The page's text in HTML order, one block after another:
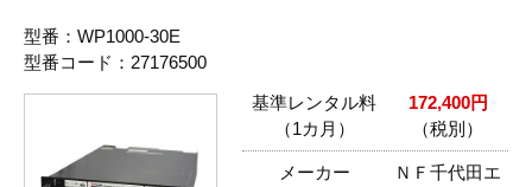
型番：WP1000-30E
型番コード：27176500
基準レンタル料
（1カ月）
172,400円
（税別）
メーカー
ＮＦ千代田エ